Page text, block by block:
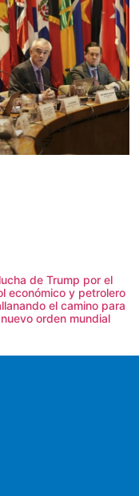
de Trump por el
económico y petrolero
el camino para
orden mundial